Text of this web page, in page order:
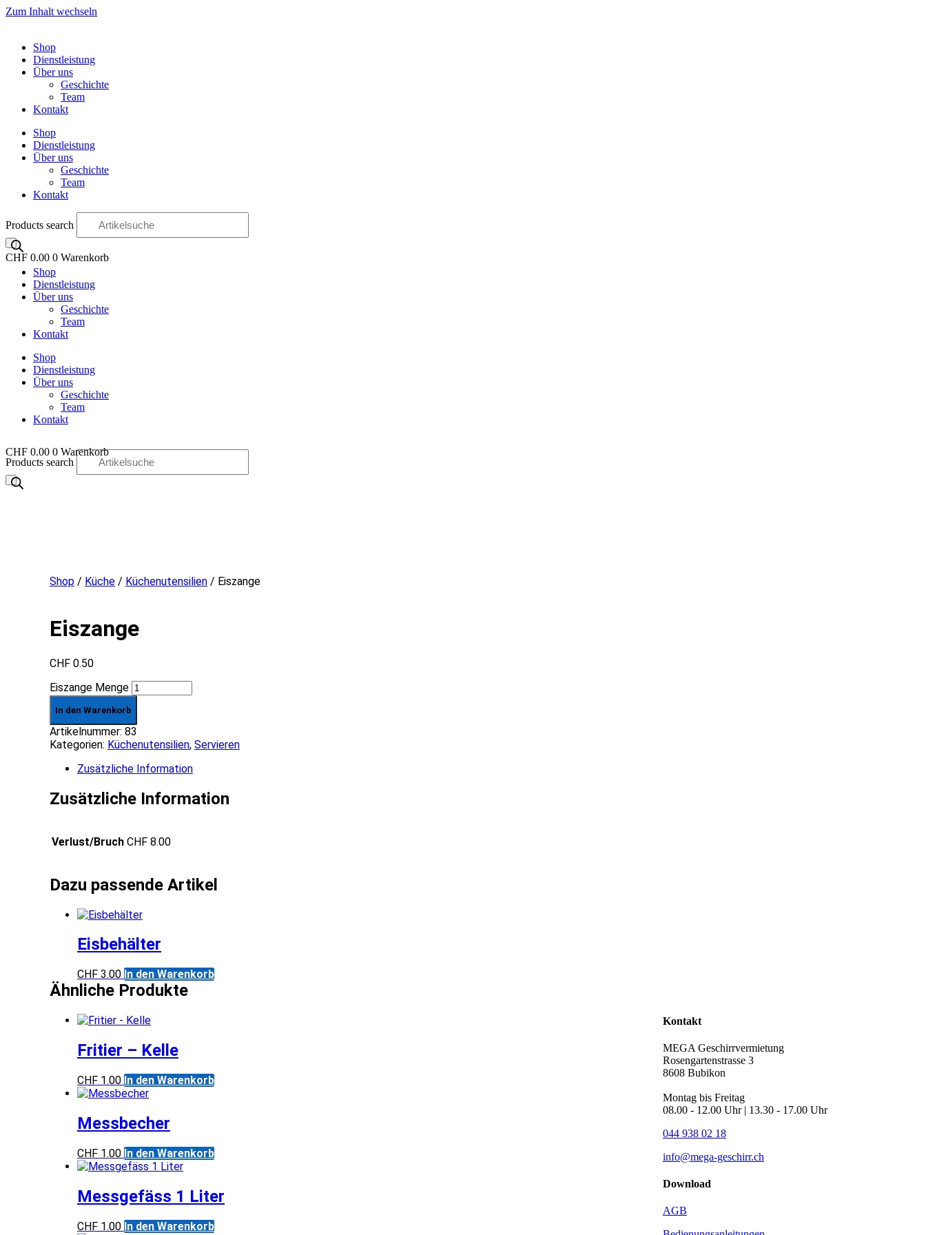
Zum Inhalt wechseln
Shop
Dienstleistung
Über uns
Geschichte
Team
Kontakt
Shop
Dienstleistung
Über uns
Geschichte
Team
Kontakt
Products search
CHF 0.00 0 Warenkorb
OO
Shop
Dienstleistung
Über uns
Geschichte
Team
Kontakt
Shop
Dienstleistung
Über uns
Geschichte
Team
Kontakt
CHF 0.00 0 Warenkorb
OO
Products search
Shop / Küche / Küchenutensilien / Eiszange
Eiszange
CHF 0.50
Eiszange Menge
In den Warenkorb
Artikelnummer: 83
Kategorien: Küchenutensilien, Servieren
Zusätzliche Information
Zusätzliche Information
Verlust/Bruch CHF 8.00
Eisbehälter
CHF 3.00 In den Warenkorb
Ähnliche Produkte
Fritier – Kelle
CHF 1.00 In den Warenkorb
Messbecher
CHF 1.00 In den Warenkorb
Messgefäss 1 Liter
CHF 1.00 In den Warenkorb
Kontakt
MEGA Geschirrvermietung
Rosengartenstrasse 3
8608 Bubikon
Montag bis Freitag
08.00 - 12.00 Uhr | 13.30 - 17.00 Uhr
044 938 02 18
info@mega-geschirr.ch
Download
AGB